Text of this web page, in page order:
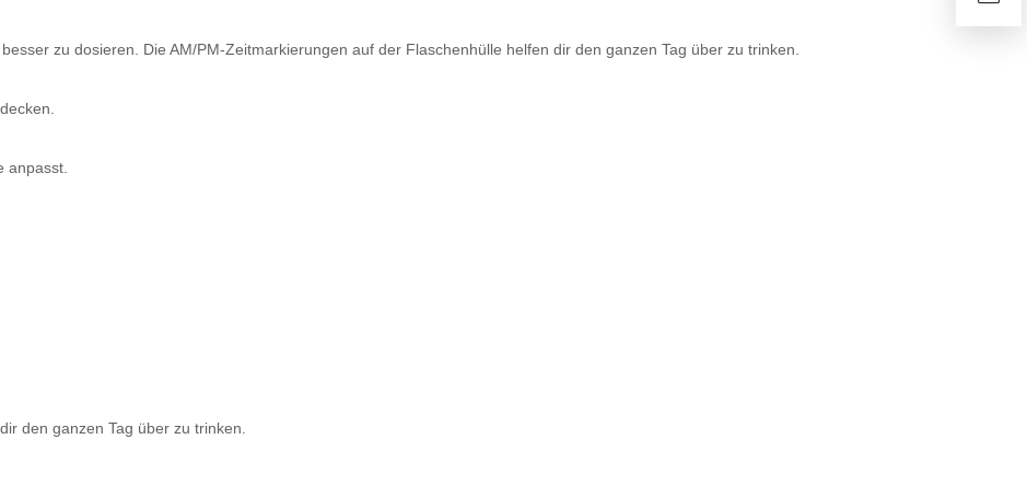
zu dosieren. Die AM/PM-Zeitmarkierungen auf der Flaschenhülle helfen dir den ganzen Tag über zu trinken.
anpasst.
den ganzen Tag über zu trinken.